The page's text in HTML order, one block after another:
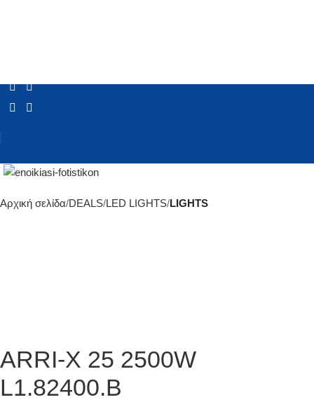
Αρχική σελίδα DEALS LED LIGHTS LIGHTS
ARRI-X 25 2500W
L1.82400.B